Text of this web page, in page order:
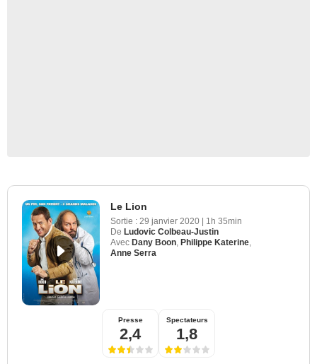
Le Lion
Sortie : 29 janvier 2020
1h 35min
De Ludovic Colbeau-Justin
Avec Dany Boon, Philippe Katerine,
Anne Serra
Presse
2,4
Spectateurs
1,8